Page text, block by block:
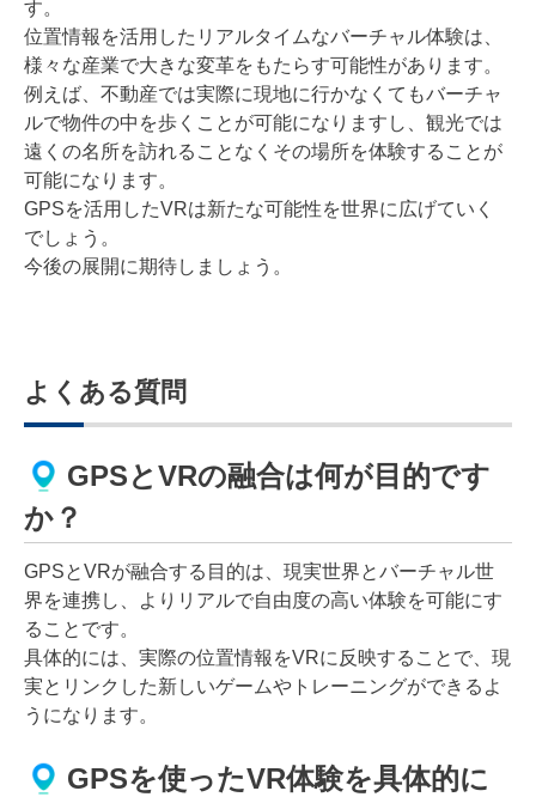
す。
位置情報を活用したリアルタイムなバーチャル体験は、
様々な産業で大きな変革をもたらす可能性があります。
例えば、不動産では実際に現地に行かなくてもバーチャ
ルで物件の中を歩くことが可能になりますし、観光では
遠くの名所を訪れることなくその場所を体験することが
可能になります。
GPSを活用したVRは新たな可能性を世界に広げていく
でしょう。
今後の展開に期待しましょう。
よくある質問
GPSとVRの融合は何が目的です
か？
GPSとVRが融合する目的は、現実世界とバーチャル世
界を連携し、よりリアルで自由度の高い体験を可能にす
ることです。
具体的には、実際の位置情報をVRに反映することで、現
実とリンクした新しいゲームやトレーニングができるよ
うになります。
GPSを使ったVR体験を具体的に